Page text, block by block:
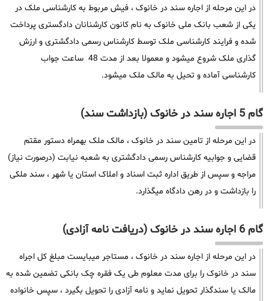
در این مرحله از اجاره سند در خانوک ، فیش مربوط به کارشناسی ملک در
یکی از شعب بانک ملی خانوک به نام کانون کارشنانان دادگستری پرداخت
شده و فرایند کارشناسی ملک توسط کارشناس رسمی دادگشتری و ارزش
گذاری ملک شروع میشود و معمولا بعد از مدت 48 ساعت جواب
کارشناسی آماده و تحیل به مالک ملک میشود.
گام 5 اجاره سند در خانوک (بازداشت سند)
در این مرحله از تامین سند در خانوک ، مالک ملک بهمراه دستور مقتم
قضایی و جوابیه کارشناس رسمی دادگشتری به شعبه نیابت (درصورت نیاز)
مراجه و سپس از طریق اداره ثبت اسناد و املاک استان یا شهر ، سند ملکی
را بازداشت و در رهن دادگاه میگذارد.
گام 6 اجاره سند در خانوک (دریافت نامه آزادی)
در این مرحله از اجاره سند در خانوک ، مستاجر میبایست مبلغ کل اجراه
سند در خانوک را برای مدت معلوم طی یک فقره چک بانکی تضمین شده به
مالک یا سندگذار تحویل نماید و نامه آزادی را تحویل بگیرد ، سپس خانواده